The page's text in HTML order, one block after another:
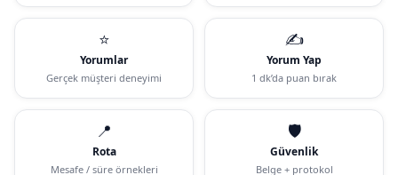
⭐
Yorumlar
Gerçek müşteri deneyimi
✍️
Yorum Yap
1 dk’da puan bırak
📍
Rota
Mesafe / süre örnekleri
🛡️
Güvenlik
Belge + protokol